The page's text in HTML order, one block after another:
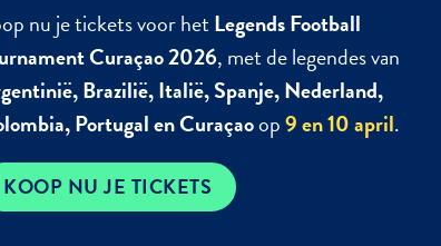
nu je tickets voor hetLegends Football
Curaçao 2026, met de legendes van
Brazilië, Italië, Spanje, Nederland,
Portugal en Curaçaoop9 en 10 april.
KOOP NU JE TICKETS